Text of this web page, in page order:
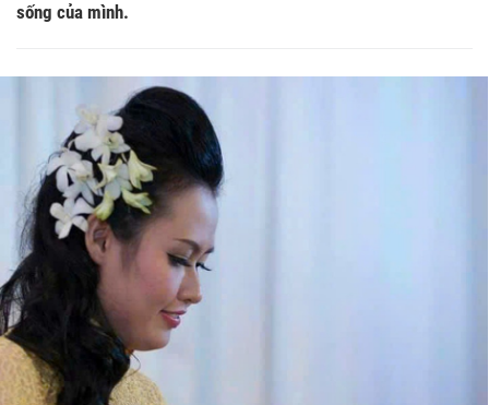
sống của mình.